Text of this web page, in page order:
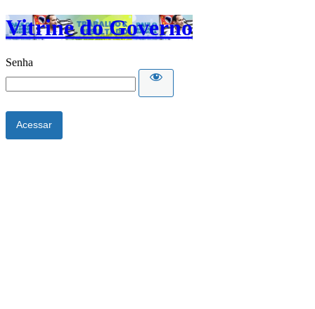
Vitrine do Governo
Senha